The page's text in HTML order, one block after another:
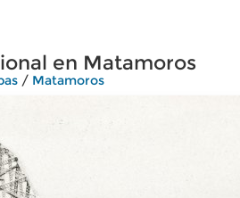
en Matamoros
/ Matamoros